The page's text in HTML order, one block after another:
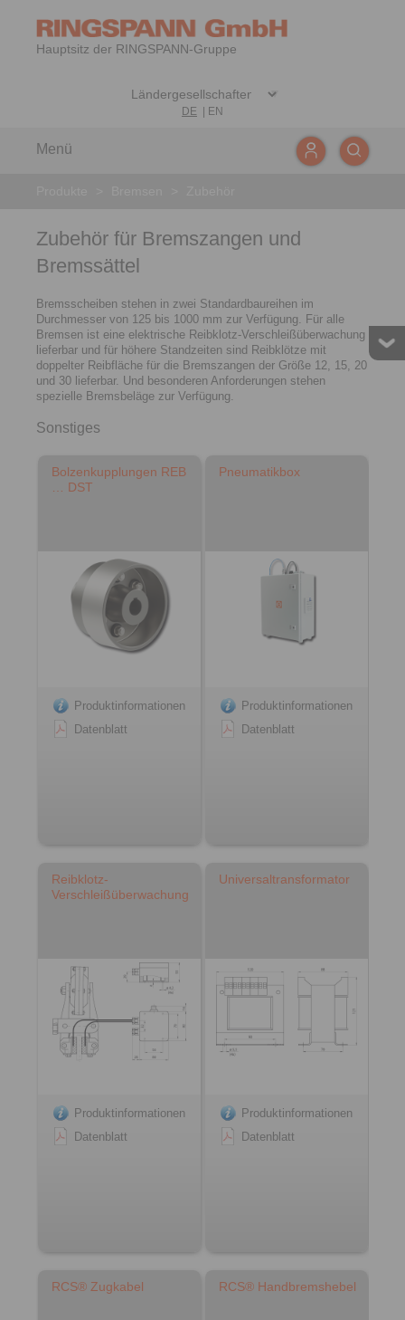
Hauptsitz der RINGSPANN-Gruppe
DE| EN
Menü
Zubehör für Bremszangen und
Bremssättel
Bremsscheiben stehen in zwei Standardbaureihen im
Durchmesser von 125 bis 1000 mm zur Verfügung. Für alle
Bremsen ist eine elektrische Reibklotz-Verschleißüberwachung
lieferbar und für höhere Standzeiten sind Reibklötze mit
doppelter Reibfläche für die Bremszangen der Größe 12, 15, 20
und 30 lieferbar. Und besonderen Anforderungen stehen
spezielle Bremsbeläge zur Verfügung.
Sonstiges
Bolzenkupplungen REB
… DST
Produktinformationen
Datenblatt
Pneumatikbox
Produktinformationen
Datenblatt
Reibklotz-
Verschleißüberwachung
Produktinformationen
Datenblatt
Universaltransformator
Produktinformationen
Datenblatt
RCS® Zugkabel RCS® Handbremshebel